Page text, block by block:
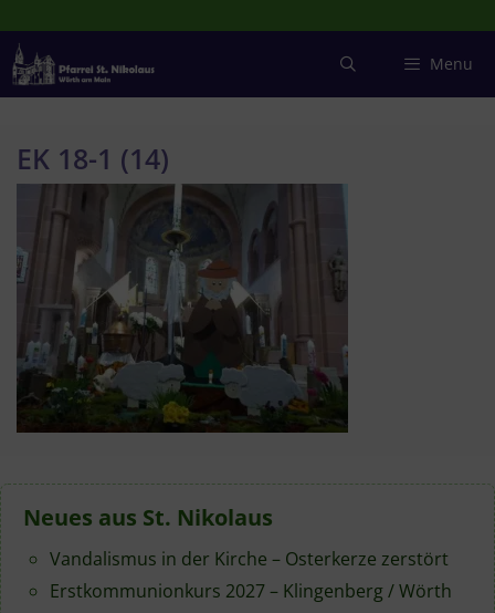
Inhalt
springen
Menu
EK 18-1 (14)
Neues aus St. Nikolaus
Vandalismus in der Kirche – Osterkerze zerstört
Erstkommunionkurs 2027 – Klingenberg / Wörth